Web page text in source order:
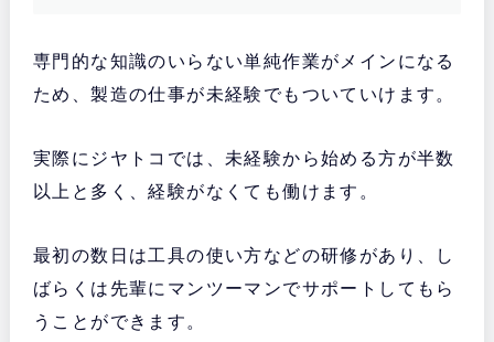
専門的な知識のいらない単純作業がメインになる
ため、製造の仕事が未経験でもついていけます。
実際にジヤトコでは、未経験から始める方が半数
以上と多く、経験がなくても働けます。
最初の数日は工具の使い方などの研修があり、し
ばらくは先輩にマンツーマンでサポートしてもら
うことができます。